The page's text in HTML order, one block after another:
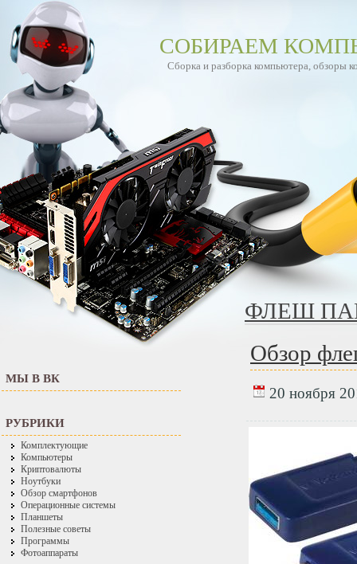
СОБИРАЕМ
Сборка и разборка компьютера, обзоры
МЫ В ВК
РУБРИКИ
Комплектующие
Компьютеры
Криптовалюты
Ноутбуки
Обзор смартфонов
Операционные системы
Планшеты
Полезные советы
Программы
Фотоаппараты
ФЛЕШ
Обзор
20 ноября